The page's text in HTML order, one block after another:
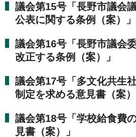
議会第15号「長野市議会
公表に関する条例（案）」
議会第16号「長野市議会
改正する条例（案）」
議会第17号「多文化共生
制定を求める意見書（案）
議会第18号「学校給食費
見書（案）」